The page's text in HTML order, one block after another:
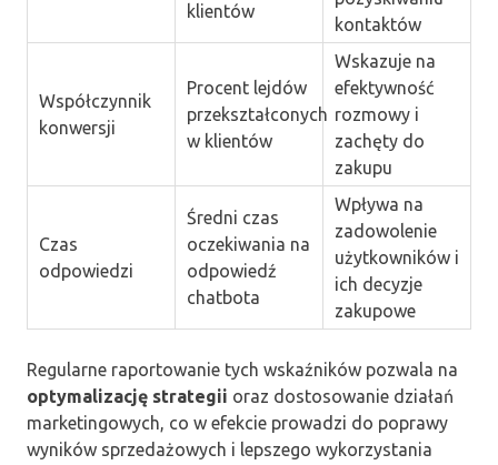
klientów
kontaktów
Współczynnik
konwersji
Procent lejdów
przekształconych
w klientów
Wskazuje na
efektywność
rozmowy i
zachęty do
zakupu
Czas
odpowiedzi
Średni czas
oczekiwania na
odpowiedź
chatbota
Wpływa na
zadowolenie
użytkowników i
ich decyzje
zakupowe
Regularne raportowanie tych wskaźników pozwala na
optymalizację strategii oraz dostosowanie działań
marketingowych, co w efekcie prowadzi do poprawy
wyników sprzedażowych i lepszego wykorzystania